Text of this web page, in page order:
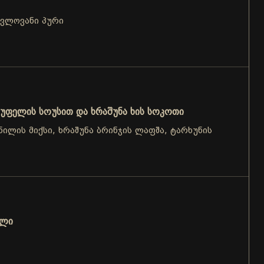
პური
სოუსით და ხრაშუნა ხის სოკოთი
მიქსი, ხრაშუნა ბრინჯის ლაფშა, ტარხუნის